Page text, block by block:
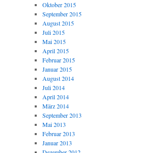
Oktober 2015
September 2015
August 2015
Juli 2015
Mai 2015
April 2015
Februar 2015
Januar 2015
August 2014
Juli 2014
April 2014
März 2014
September 2013
Mai 2013
Februar 2013
Januar 2013